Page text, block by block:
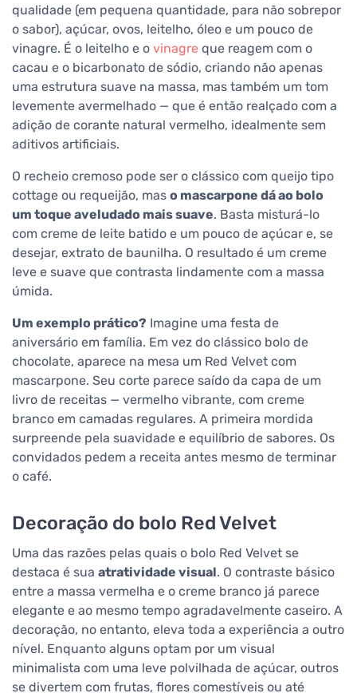
qualidade (em pequena quantidade, para não sobrepor
o sabor), açúcar, ovos, leitelho, óleo e um pouco de
vinagre. É o leitelho e o vinagre que reagem com o
cacau e o bicarbonato de sódio, criando não apenas
uma estrutura suave na massa, mas também um tom
levemente avermelhado — que é então realçado com a
adição de corante natural vermelho, idealmente sem
aditivos artificiais.
O recheio cremoso pode ser o clássico com queijo tipo
cottage ou requeijão, mas o mascarpone dá ao bolo
um toque aveludado mais suave. Basta misturá-lo
com creme de leite batido e um pouco de açúcar e, se
desejar, extrato de baunilha. O resultado é um creme
leve e suave que contrasta lindamente com a massa
úmida.
Um exemplo prático? Imagine uma festa de
aniversário em família. Em vez do clássico bolo de
chocolate, aparece na mesa um Red Velvet com
mascarpone. Seu corte parece saído da capa de um
livro de receitas — vermelho vibrante, com creme
branco em camadas regulares. A primeira mordida
surpreende pela suavidade e equilíbrio de sabores. Os
convidados pedem a receita antes mesmo de terminar
o café.
Decoração do bolo Red Velvet
Uma das razões pelas quais o bolo Red Velvet se
destaca é sua atratividade visual. O contraste básico
entre a massa vermelha e o creme branco já parece
elegante e ao mesmo tempo agradavelmente caseiro. A
decoração, no entanto, eleva toda a experiência a outro
nível. Enquanto alguns optam por um visual
minimalista com uma leve polvilhada de açúcar, outros
se divertem com frutas, flores comestíveis ou até